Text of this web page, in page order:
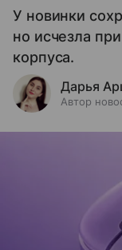
У новинки
но исчезла
корпуса.
Дарья
Автор